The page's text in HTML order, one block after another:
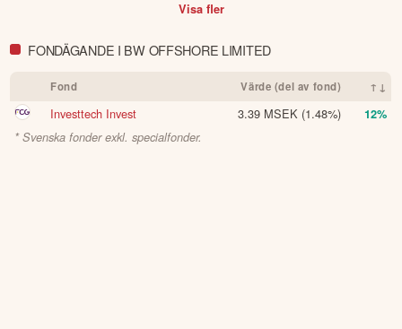
Visa fler
FONDÄGANDE I BW OFFSHORE LIMITED
Fond Värde (del av fond) ↑↓
Investtech Invest 3.39 MSEK (1.48%)
12%
* Svenska fonder exkl. specialfonder.